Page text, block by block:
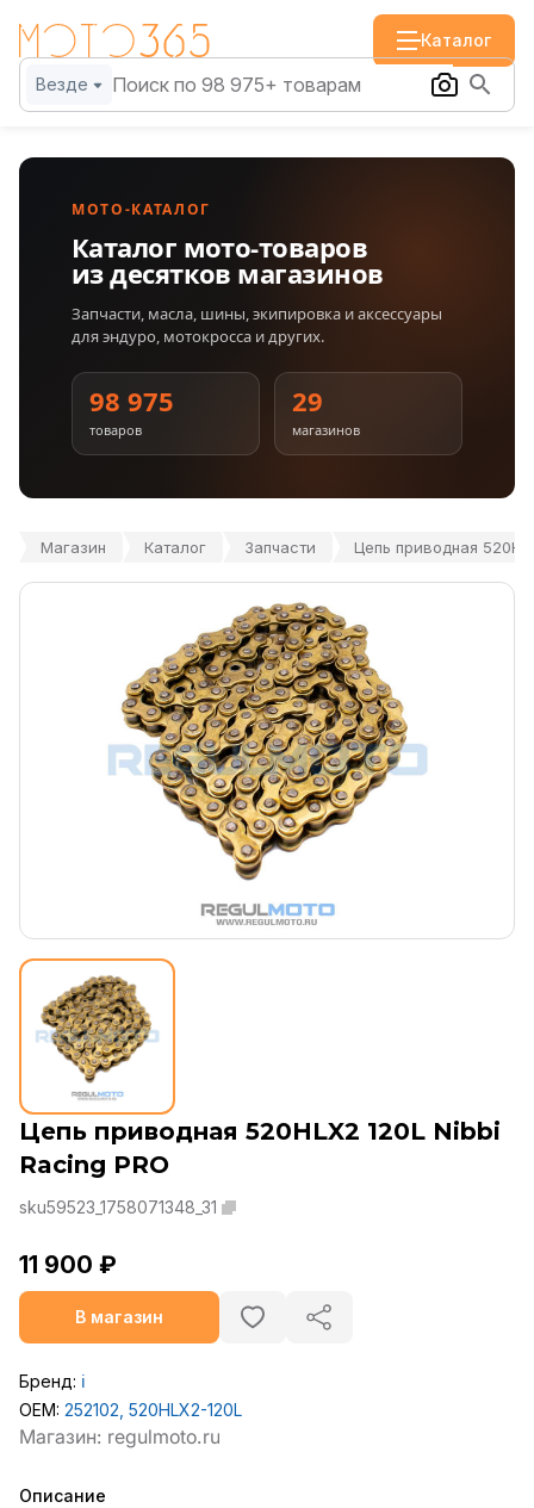
Каталог
Везде
МОТО-КАТАЛОГ
Каталог мото-товаров
из десятков магазинов
Запчасти, масла, шины, экипировка и аксессуары
для эндуро, мотокросса и других.
98 975
товаров
29
магазинов
Магазин Каталог Запчасти Цепь приводная
Цепь приводная 520HLX2 120L Nibbi
Racing PRO
sku59523_1758071348_31
11 900 ₽
В магазин
Бренд: ℹ️
OEM: 252102, 520HLX2-120L
Описание